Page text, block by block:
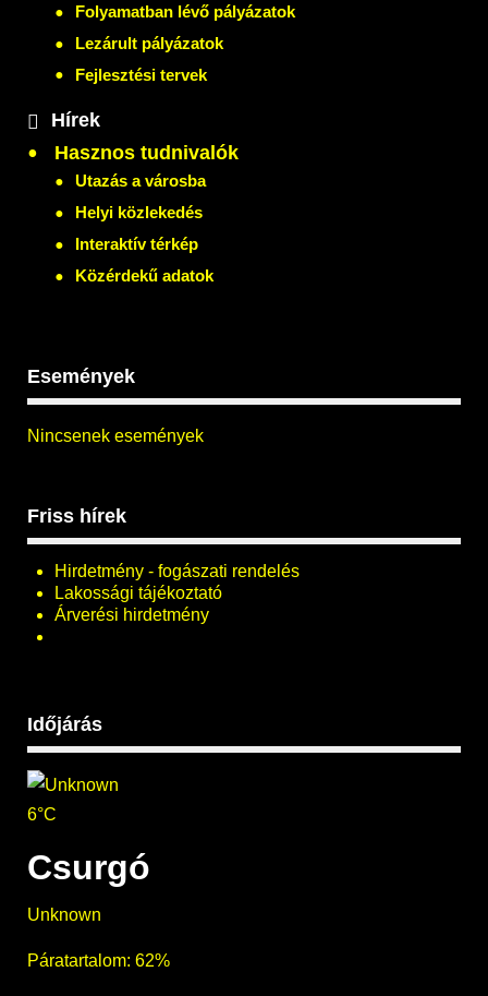
Folyamatban lévő pályázatok
Lezárult pályázatok
Fejlesztési tervek
Hírek
Hasznos tudnivalók
Utazás a városba
Helyi közlekedés
Interaktív térkép
Közérdekű adatok
Események
Nincsenek események
Friss hírek
Hirdetmény - fogászati rendelés
Lakossági tájékoztató
Árverési hirdetmény
Időjárás
6°C
Csurgó
Unknown
Páratartalom: 62%